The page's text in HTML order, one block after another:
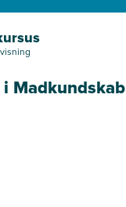
Madkundskab